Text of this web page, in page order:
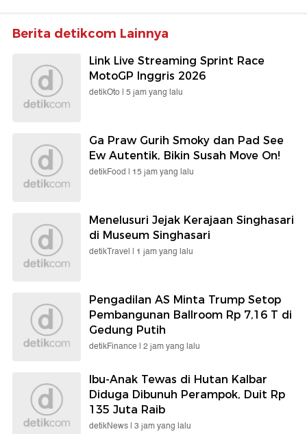
Berita detikcom Lainnya
Link Live Streaming Sprint Race
MotoGP Inggris 2026
detikOto | 5 jam yang lalu
Ga Praw Gurih Smoky dan Pad See
Ew Autentik, Bikin Susah Move On!
detikFood | 15 jam yang lalu
Menelusuri Jejak Kerajaan Singhasari
di Museum Singhasari
detikTravel | 1 jam yang lalu
Pengadilan AS Minta Trump Setop
Pembangunan Ballroom Rp 7,16 T di
Gedung Putih
detikFinance | 2 jam yang lalu
Ibu-Anak Tewas di Hutan Kalbar
Diduga Dibunuh Perampok, Duit Rp
135 Juta Raib
detikNews | 3 jam yang lalu